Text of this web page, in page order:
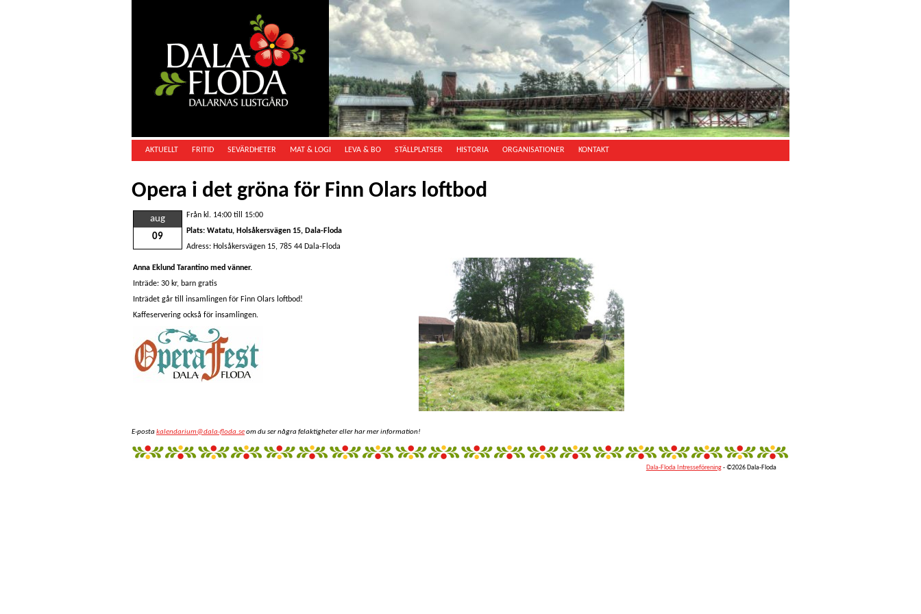
AKTUELLT FRITID SEVÄRDHETER MAT & LOGI LEVA & BO STÄLLPLATSER HISTORIA ORGANISATIONER KONTAKT
Opera i det gröna för Finn Olars loftbod
aug
09
Från kl. 14:00 till 15:00
Plats: Watatu, Holsåkersvägen 15, Dala-Floda
Adress: Holsåkersvägen 15, 785 44 Dala-Floda
Anna Eklund Tarantino med vänner.
Inträde: 30 kr, barn gratis
Inträdet går till insamlingen för Finn Olars loftbod!
Kaffeservering också för insamlingen.
E-postakalendarium@dala-floda.seom du ser några felaktigheter eller har mer information!
Dala-Floda Intresseförening- ©2026 Dala-Floda